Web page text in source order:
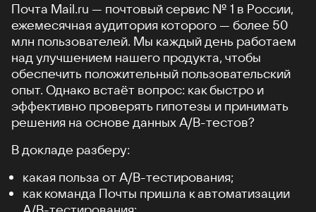
Почта Mail.ru — почтовый сервис № 1 в России,
ежемесячная аудитория которого — более 50
млн пользователей. Мы каждый день работаем
над улучшением нашего продукта, чтобы
обеспечить положительный пользовательский
опыт. Однако встаёт вопрос: как быстро и
эффективно проверять гипотезы и принимать
решения на основе данных A/B-тестов?
В докладе разберу:
какая польза от А/B-тестирования;
как команда Почты пришла к автоматизации